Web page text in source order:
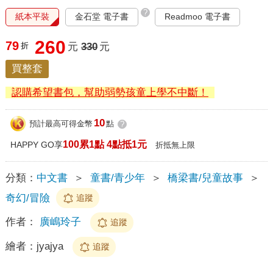
紙本平裝 金石堂 電子書 ? Readmoo 電子書
79 折 260 元 330 元
買整套
認購希望書包，幫助弱勢孩童上學不中斷！
預計最高可得金幣 10點 ?
HAPPY GO享100累1點 4點抵1元 折抵無上限
分類： 中文書 ＞ 童書/青少年 ＞ 橋梁書/兒童故事
＞
奇幻/冒險
追蹤
作者： 廣嶋玲子 追蹤
繪者： jyajya 追蹤